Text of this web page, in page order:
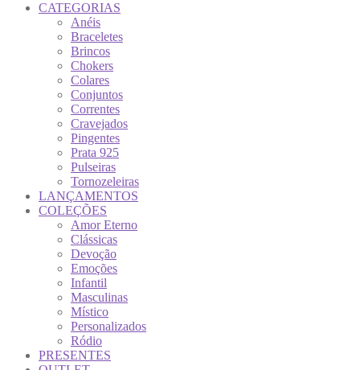
CATEGORIAS
Anéis
Braceletes
Brincos
Chokers
Colares
Conjuntos
Correntes
Cravejados
Pingentes
Prata 925
Pulseiras
Tornozeleiras
LANÇAMENTOS
COLEÇÕES
Amor Eterno
Clássicas
Devoção
Emoções
Infantil
Masculinas
Místico
Personalizados
Ródio
PRESENTES